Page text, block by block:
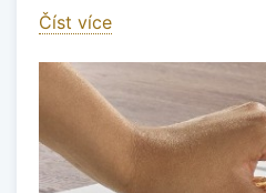
Číst více